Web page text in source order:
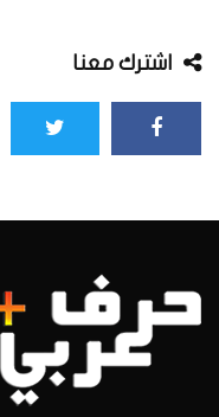
اشترك معنا